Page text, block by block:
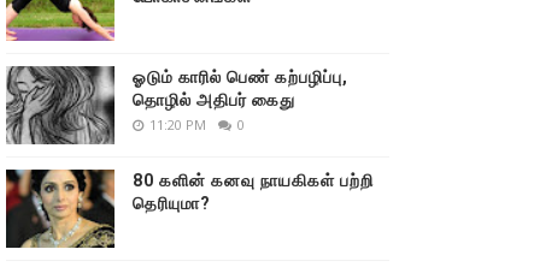
ஓடும் காரில் பெண் கற்பழிப்பு,
தொழில் அதிபர் கைது
11:20 PM 0
80 களின் கனவு நாயகிகள் பற்றி
தெரியுமா?